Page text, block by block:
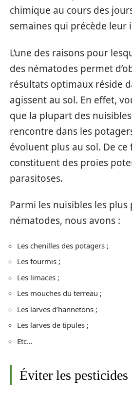
chimique au cours des
semaines qui précède leur
L’une des raisons pour
des nématodes permet
résultats optimaux réside
agissent au sol. En effet,
que la plupart des nuisibles
rencontre dans les
évoluent plus au sol. De ce
constituent des proies
parasitoses.
Parmi les nuisibles les plus
nématodes, nous avons :
Les chenilles des potagers ;
Les fourmis ;
Les limaces ;
Les mouches du terreau ;
Les larves d’hannetons ;
Les larves de tipules ;
Etc…
Éviter les pesticides